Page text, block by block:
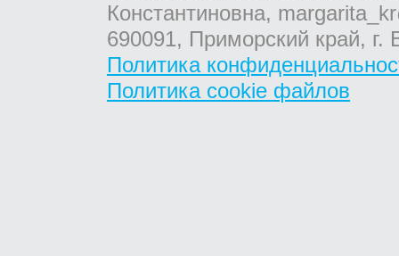
Константиновна,
690091, Приморский край,
Политика
Политика cookie файлов